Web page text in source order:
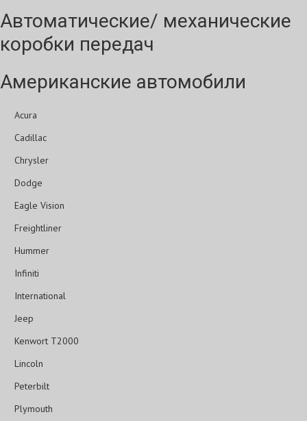
Автоматические/ механические
коробки передач
Американские автомобили
Acura
Cadillac
Chrysler
Dodge
Eagle Vision
Freightliner
Hummer
Infiniti
International
Jeep
Kenwort T2000
Lincoln
Peterbilt
Plymouth